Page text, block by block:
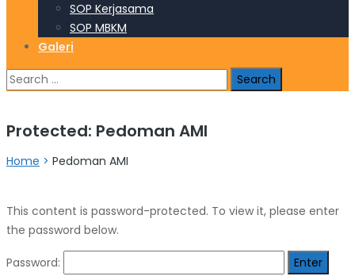
SOP Kerjasama
SOP MBKM
Galeri
Search
for:
Protected: Pedoman AMI
Home > Pedoman AMI
This content is password-protected. To view it, please enter
the password below.
Password: